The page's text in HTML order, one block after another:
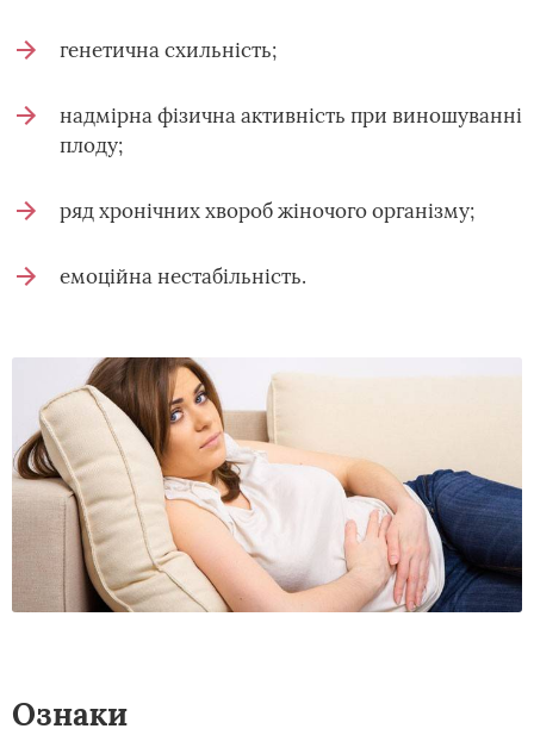
генетична схильність;
надмірна фізична активність при виношуванні
плоду;
ряд хронічних хвороб жіночого організму;
емоційна нестабільність.
Ознаки